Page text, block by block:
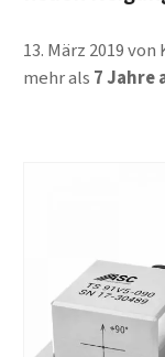
13. März 2019von
mehr als 7 Jahre